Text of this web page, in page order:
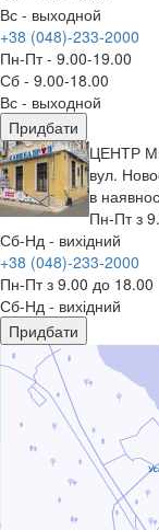
Вс - выходной
+38 (048)-233-2000
Пн-Пт - 9.00-19.00
Сб - 9.00-18.00
Вс - выходной
Придбати
ЦЕНТР
вул.
в
Пн-Пт з
Сб-Нд - вихідний
+38 (048)-233-2000
Пн-Пт з 9.00 до 18.00
Сб-Нд - вихідний
Придбати